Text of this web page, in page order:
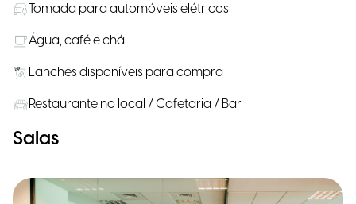
Tomada para automóveis elétricos
Água, café e chá
Lanches disponíveis para compra
Restaurante no local / Cafetaria / Bar
Salas